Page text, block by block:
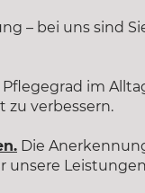
– bei uns sind
im
zu verbessern.
Die
unsere